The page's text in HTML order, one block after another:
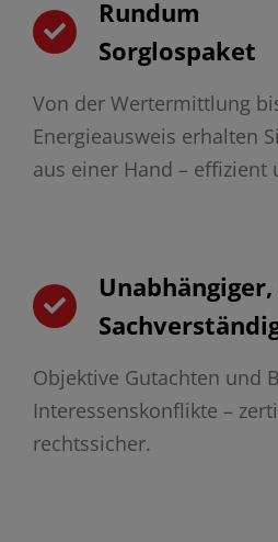
Rundum
Sorglospaket
Von der Wertermittlung
Energieausweis erhalten
aus einer Hand –
Objektive Gutachten und
Interessenskonflikte –
rechtssicher.